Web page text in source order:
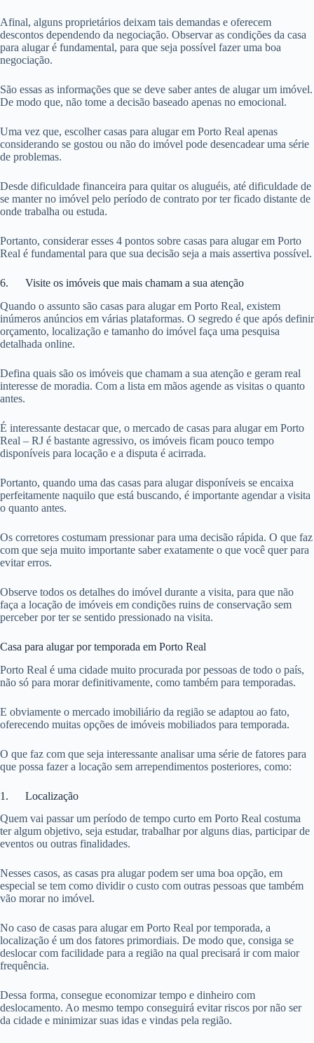
Afinal, alguns proprietários deixam tais demandas e oferecem
descontos dependendo da negociação. Observar as condições da casa
para alugar é fundamental, para que seja possível fazer uma boa
negociação.
São essas as informações que se deve saber antes de alugar um imóvel.
De modo que, não tome a decisão baseado apenas no emocional.
Uma vez que, escolher casas para alugar em Porto Real apenas
considerando se gostou ou não do imóvel pode desencadear uma série
de problemas.
Desde dificuldade financeira para quitar os aluguéis, até dificuldade de
se manter no imóvel pelo período de contrato por ter ficado distante de
onde trabalha ou estuda.
Portanto, considerar esses 4 pontos sobre casas para alugar em Porto
Real é fundamental para que sua decisão seja a mais assertiva possível.
6. Visite os imóveis que mais chamam a sua atenção
Quando o assunto são casas para alugar em Porto Real, existem
inúmeros anúncios em várias plataformas. O segredo é que após definir
orçamento, localização e tamanho do imóvel faça uma pesquisa
detalhada online.
Defina quais são os imóveis que chamam a sua atenção e geram real
interesse de moradia. Com a lista em mãos agende as visitas o quanto
antes.
É interessante destacar que, o mercado de casas para alugar em Porto
Real – RJ é bastante agressivo, os imóveis ficam pouco tempo
disponíveis para locação e a disputa é acirrada.
Portanto, quando uma das casas para alugar disponíveis se encaixa
perfeitamente naquilo que está buscando, é importante agendar a visita
o quanto antes.
Os corretores costumam pressionar para uma decisão rápida. O que faz
com que seja muito importante saber exatamente o que você quer para
evitar erros.
Observe todos os detalhes do imóvel durante a visita, para que não
faça a locação de imóveis em condições ruins de conservação sem
perceber por ter se sentido pressionado na visita.
Casa para alugar por temporada em Porto Real
Porto Real é uma cidade muito procurada por pessoas de todo o país,
não só para morar definitivamente, como também para temporadas.
E obviamente o mercado imobiliário da região se adaptou ao fato,
oferecendo muitas opções de imóveis mobiliados para temporada.
O que faz com que seja interessante analisar uma série de fatores para
que possa fazer a locação sem arrependimentos posteriores, como:
1. Localização
Quem vai passar um período de tempo curto em Porto Real costuma
ter algum objetivo, seja estudar, trabalhar por alguns dias, participar de
eventos ou outras finalidades.
Nesses casos, as casas pra alugar podem ser uma boa opção, em
especial se tem como dividir o custo com outras pessoas que também
vão morar no imóvel.
No caso de casas para alugar em Porto Real por temporada, a
localização é um dos fatores primordiais. De modo que, consiga se
deslocar com facilidade para a região na qual precisará ir com maior
frequência.
Dessa forma, consegue economizar tempo e dinheiro com
deslocamento. Ao mesmo tempo conseguirá evitar riscos por não ser
da cidade e minimizar suas idas e vindas pela região.